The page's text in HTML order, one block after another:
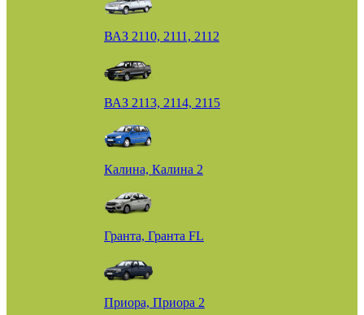
ВАЗ 2110, 2111, 2112
ВАЗ 2113, 2114, 2115
Калина, Калина 2
Гранта, Гранта FL
Приора, Приора 2